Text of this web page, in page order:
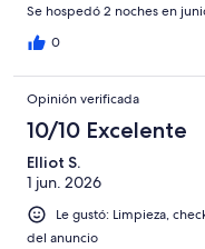
Se hospedó 2 noches en
0
Opinión verificada
10/10 Excelente
Elliot S.
1 jun. 2026
Le gustó: Limpieza,
del anuncio